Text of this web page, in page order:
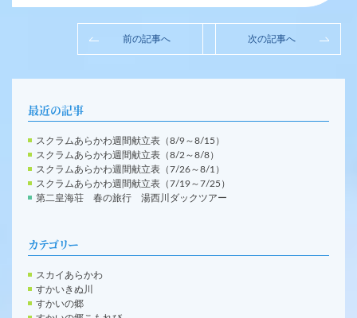
前の記事へ 次の記事へ
最近の記事
スクラムあらかわ週間献立表（8/9～8/15）
スクラムあらかわ週間献立表（8/2～8/8）
スクラムあらかわ週間献立表（7/26～8/1）
スクラムあらかわ週間献立表（7/19～7/25）
第二皇海荘 春の旅行 湯西川ダックツアー
カテゴリー
スカイあらかわ
すかいきぬ川
すかいの郷